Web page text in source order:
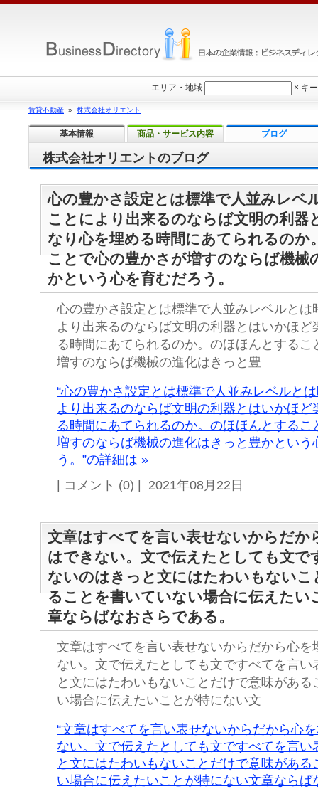
株式会社オリエントのブログ
心の豊かさ設定とは標準で人並みレベ
ことにより出来るのならば文明の利器
なり心を埋める時間にあてられるのか
ことで心の豊かさが増すのならば機械
かという心を育むだろう。
心の豊かさ設定とは標準で人並みレベルとは
より出来るのならば文明の利器とはいかほど
る時間にあてられるのか。のほほんとするこ
増すのならば機械の進化はきっと豊
“心の豊かさ設定とは標準で人並みレベルと
より出来るのならば文明の利器とはいかほど
る時間にあてられるのか。のほほんとするこ
増すのならば機械の進化はきっと豊かという
う。”の詳細は »
| コメント (0) | 2021年08月22日
文章はすべてを言い表せないからだか
はできない。文で伝えたとしても文で
ないのはきっと文にはたわいもないこ
ることを書いていない場合に伝えたい
章ならばなおさらである。
文章はすべてを言い表せないからだから心を
ない。文で伝えたとしても文ですべてを言い
と文にはたわいもないことだけで意味がある
い場合に伝えたいことが特にない文
“文章はすべてを言い表せないからだから心
ない。文で伝えたとしても文ですべてを言い
と文にはたわいもないことだけで意味がある
い場合に伝えたいことが特にない文章ならば
エリア・地域 × キ
賃貸不動産 » 株式会社オリエント
基本情報 商品・サービス内容 ブログ